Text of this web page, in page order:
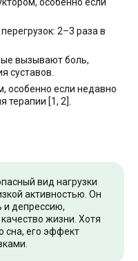
2–3 раза в
вызывают боль,
суставов.
особенно если недавно
терапии [1, 2].
вид нагрузки
активностью. Он
и депрессию,
жизни. Хотя
сна, его эффект